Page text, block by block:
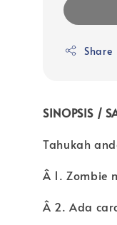
Share
SINOPSIS /
Tahukah
Â 1. Zombie
Â 2. Ada